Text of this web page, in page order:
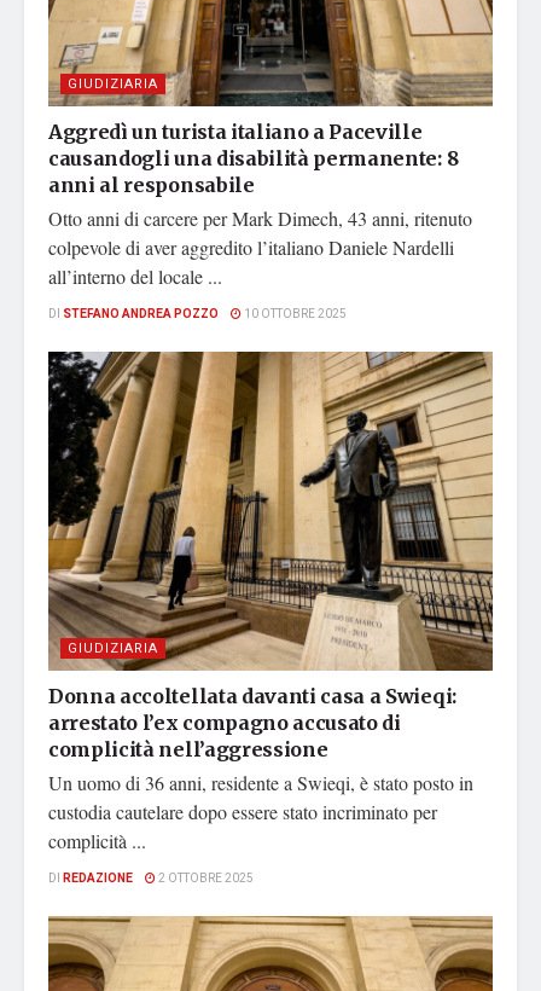
GIUDIZIARIA
Aggredì un turista italiano a Paceville
causandogli una disabilità permanente: 8
anni al responsabile
Otto anni di carcere per Mark Dimech, 43 anni, ritenuto
colpevole di aver aggredito l’italiano Daniele Nardelli
all’interno del locale ...
DI STEFANO ANDREA POZZO 10 OTTOBRE 2025
GIUDIZIARIA
Donna accoltellata davanti casa a Swieqi:
arrestato l’ex compagno accusato di
complicità nell’aggressione
Un uomo di 36 anni, residente a Swieqi, è stato posto in
custodia cautelare dopo essere stato incriminato per
complicità ...
DI REDAZIONE 2 OTTOBRE 2025